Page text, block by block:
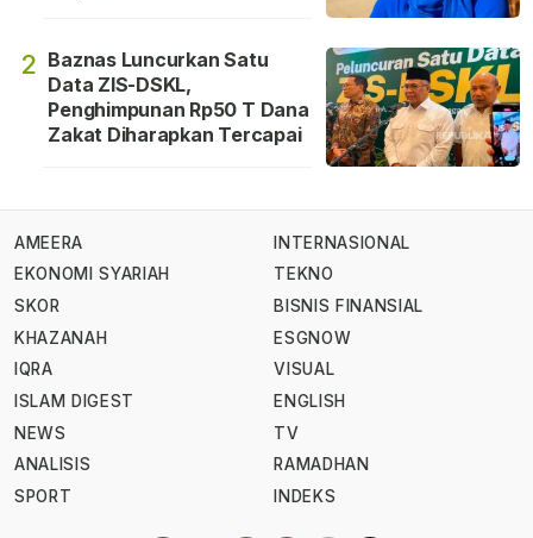
2 Baznas Luncurkan Satu
Data ZIS-DSKL,
Penghimpunan Rp50 T Dana
Zakat Diharapkan Tercapai
AMEERA
EKONOMI SYARIAH
SKOR
KHAZANAH
IQRA
ISLAM DIGEST
NEWS
ANALISIS
SPORT
INTERNASIONAL
TEKNO
BISNIS FINANSIAL
ESGNOW
VISUAL
ENGLISH
TV
RAMADHAN
INDEKS